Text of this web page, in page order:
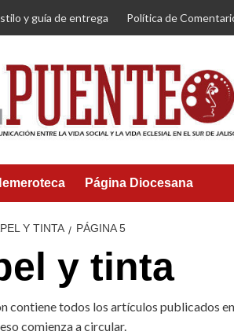
y guía de entrega Política de
Página Diocesana
Y TINTA PÁGINA 5
y tinta
contiene todos los artículos publicados
comienza a circular.